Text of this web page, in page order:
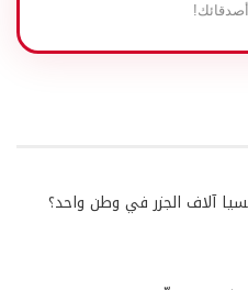
آلاف الجزر في وطن واحد؟